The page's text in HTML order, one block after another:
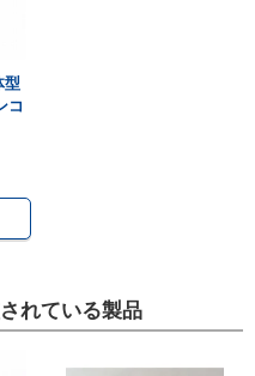
型
コ
れている製品